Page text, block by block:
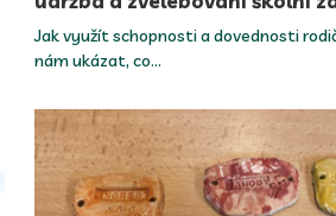
Jak využít schopnosti a dovednosti
nám ukázat, co…